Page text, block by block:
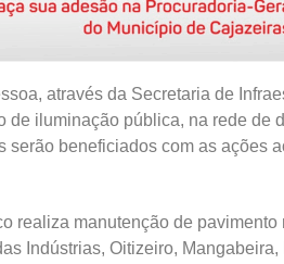
através da Secretaria de
de iluminação pública, na rede de
serão beneficiados com as ações
realiza manutenção de
Indústrias, Oitizeiro,